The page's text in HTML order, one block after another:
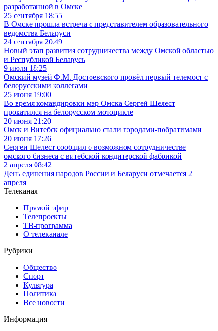
разработанной в Омске
25 сентября 18:55
В Омске прошла встреча с представителем образовательного
ведомства Беларуси
24 сентября 20:49
Новый этап развития сотрудничества между Омской областью
и Республикой Беларусь
9 июля 18:25
Омский музей Ф.М. Достоевского провёл первый телемост с
белорусскими коллегами
25 июня 19:00
Во время командировки мэр Омска Сергей Шелест
прокатился на белорусском мотоцикле
20 июня 21:20
Омск и Витебск официально стали городами-побратимами
20 июня 17:26
Сергей Шелест сообщил о возможном сотрудничестве
омского бизнеса с витебской кондитерской фабрикой
2 апреля 08:42
День единения народов России и Беларуси отмечается 2
апреля
Телеканал
Прямой эфир
Телепроекты
ТВ-программа
О телеканале
Рубрики
Общество
Спорт
Культура
Политика
Все новости
Информация